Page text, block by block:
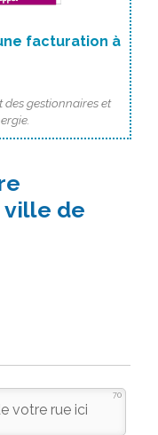
facturation à
gestionnaires et
ville de
70